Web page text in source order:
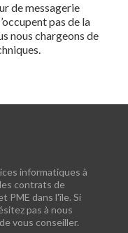
de messagerie
pas de la
nous chargeons de
informatiques à
contrats de
PME dans l'île. Si
pas à nous
vous conseiller.